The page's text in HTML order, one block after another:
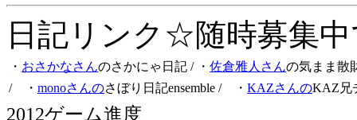
日記リンク☆随時募集
・ おさかなさんのさかにゃ日記 / ・ 佐倉雅人さんの気まま散
/ ・ monoさんのさぼり日記ensemble / ・ KAZさんのKAZ兄
2012ゲーム進度